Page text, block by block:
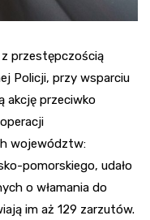
przestępczością
Policji, przy wsparciu
akcję przeciwko
województw:
pomorskiego, udało
o włamania do
im aż 129 zarzutów.